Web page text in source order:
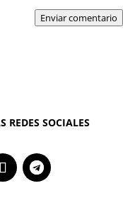
Enviar comentario
REDES SOCIALES